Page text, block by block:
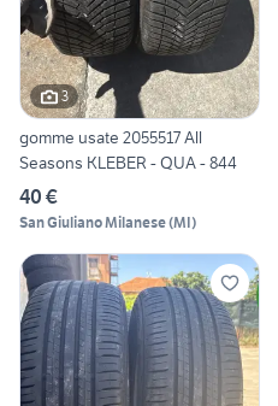
3
gomme usate 2055517 All
Seasons KLEBER - QUA - 844
40 €
San Giuliano Milanese(MI)